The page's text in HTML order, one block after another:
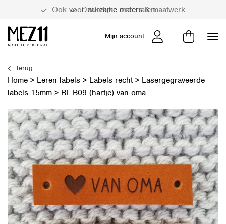
Duurzame materialen
Mijn account
Terug
Home > Leren labels > Labels recht> Lasergegraveerde
labels 15mm > RL-B09 (hartje) van oma